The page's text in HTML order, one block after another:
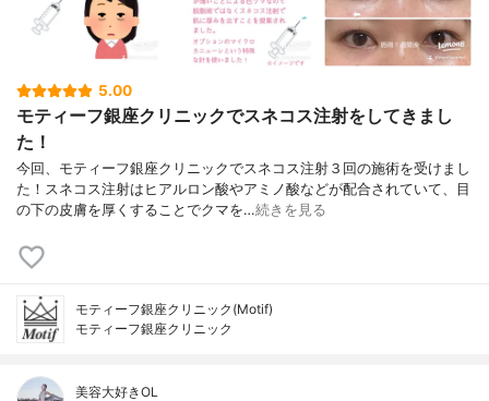
5.00
モティーフ銀座クリニックでスネコス注射をしてきまし
た！
今回、モティーフ銀座クリニックでスネコス注射３回の施術を受けまし
た！スネコス注射はヒアルロン酸やアミノ酸などが配合されていて、目
の下の皮膚を厚くすることでクマを…続きを見る
モティーフ銀座クリニック(Motif)
モティーフ銀座クリニック
美容大好きOL